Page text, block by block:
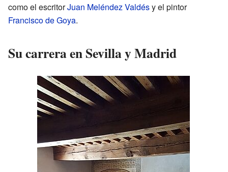
como el escritorJuan Meléndez Valdésy el pintor
Francisco de Goya.
Su carrera en Sevilla y Madrid